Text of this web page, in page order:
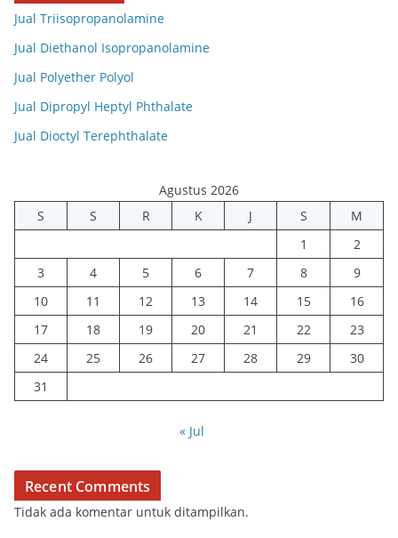
Jual Triisopropanolamine
Jual Diethanol Isopropanolamine
Jual Polyether Polyol
Jual Dipropyl Heptyl Phthalate
Jual Dioctyl Terephthalate
Agustus 2026
S
S R K J S
M
1
2
3
4 5 6 7 8
9
10
11 12 13 14 15
16
17
18 19 20 21 22
23
24
25 26 27 28 29
30
31
« Jul
Recent Comments
Tidak ada komentar untuk ditampilkan.